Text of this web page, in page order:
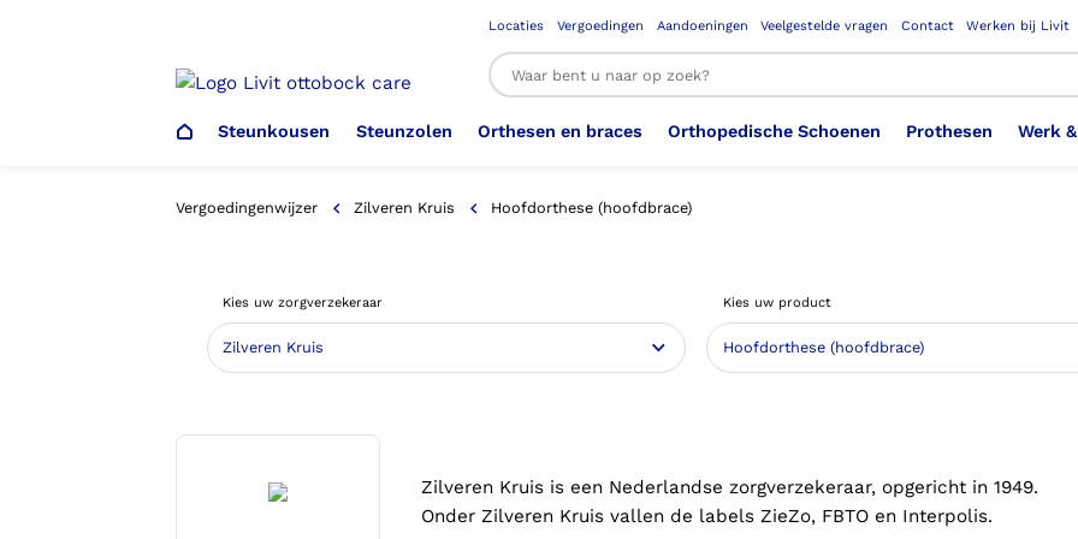
Locaties Vergoedingen Aandoeningen Veelgestelde vragen Contact Werken bij Livit
Steunkousen
Steunkousen (klasse 1)
Kousen (klasse 2)
Aantrekhulpen
Steunzolen
Steunzolen 3D geprinte steunzolen
Voetdrukmeting
Orthesen en braces
Arm Elleboog Been Knie
Heup Bekken Lies Hoofd Nek
Orthopedische Schoenen
Schoenencatalogus Orthopedische Schoenen OSA
Ambulo Badschoenen
Prothesen
Armprothese Bovenbeenprothese
Elleboogprothese Hand & Vinger prothese
Onderbeenprothese
Werk
Werkgever
Werknemer
Vergoedingenwijzer Zilveren Kruis Hoofdorthese (hoofdbrace)
Kies uw zorgverzekeraar Kies uw product
Zilveren Kruis is een Nederlandse zorgverzekeraar, opgericht in 1949.
Onder Zilveren Kruis vallen de labels ZieZo, FBTO en Interpolis.